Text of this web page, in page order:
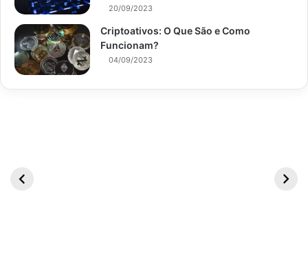
20/09/2023
Criptoativos: O Que São e Como
Funcionam?
04/09/2023